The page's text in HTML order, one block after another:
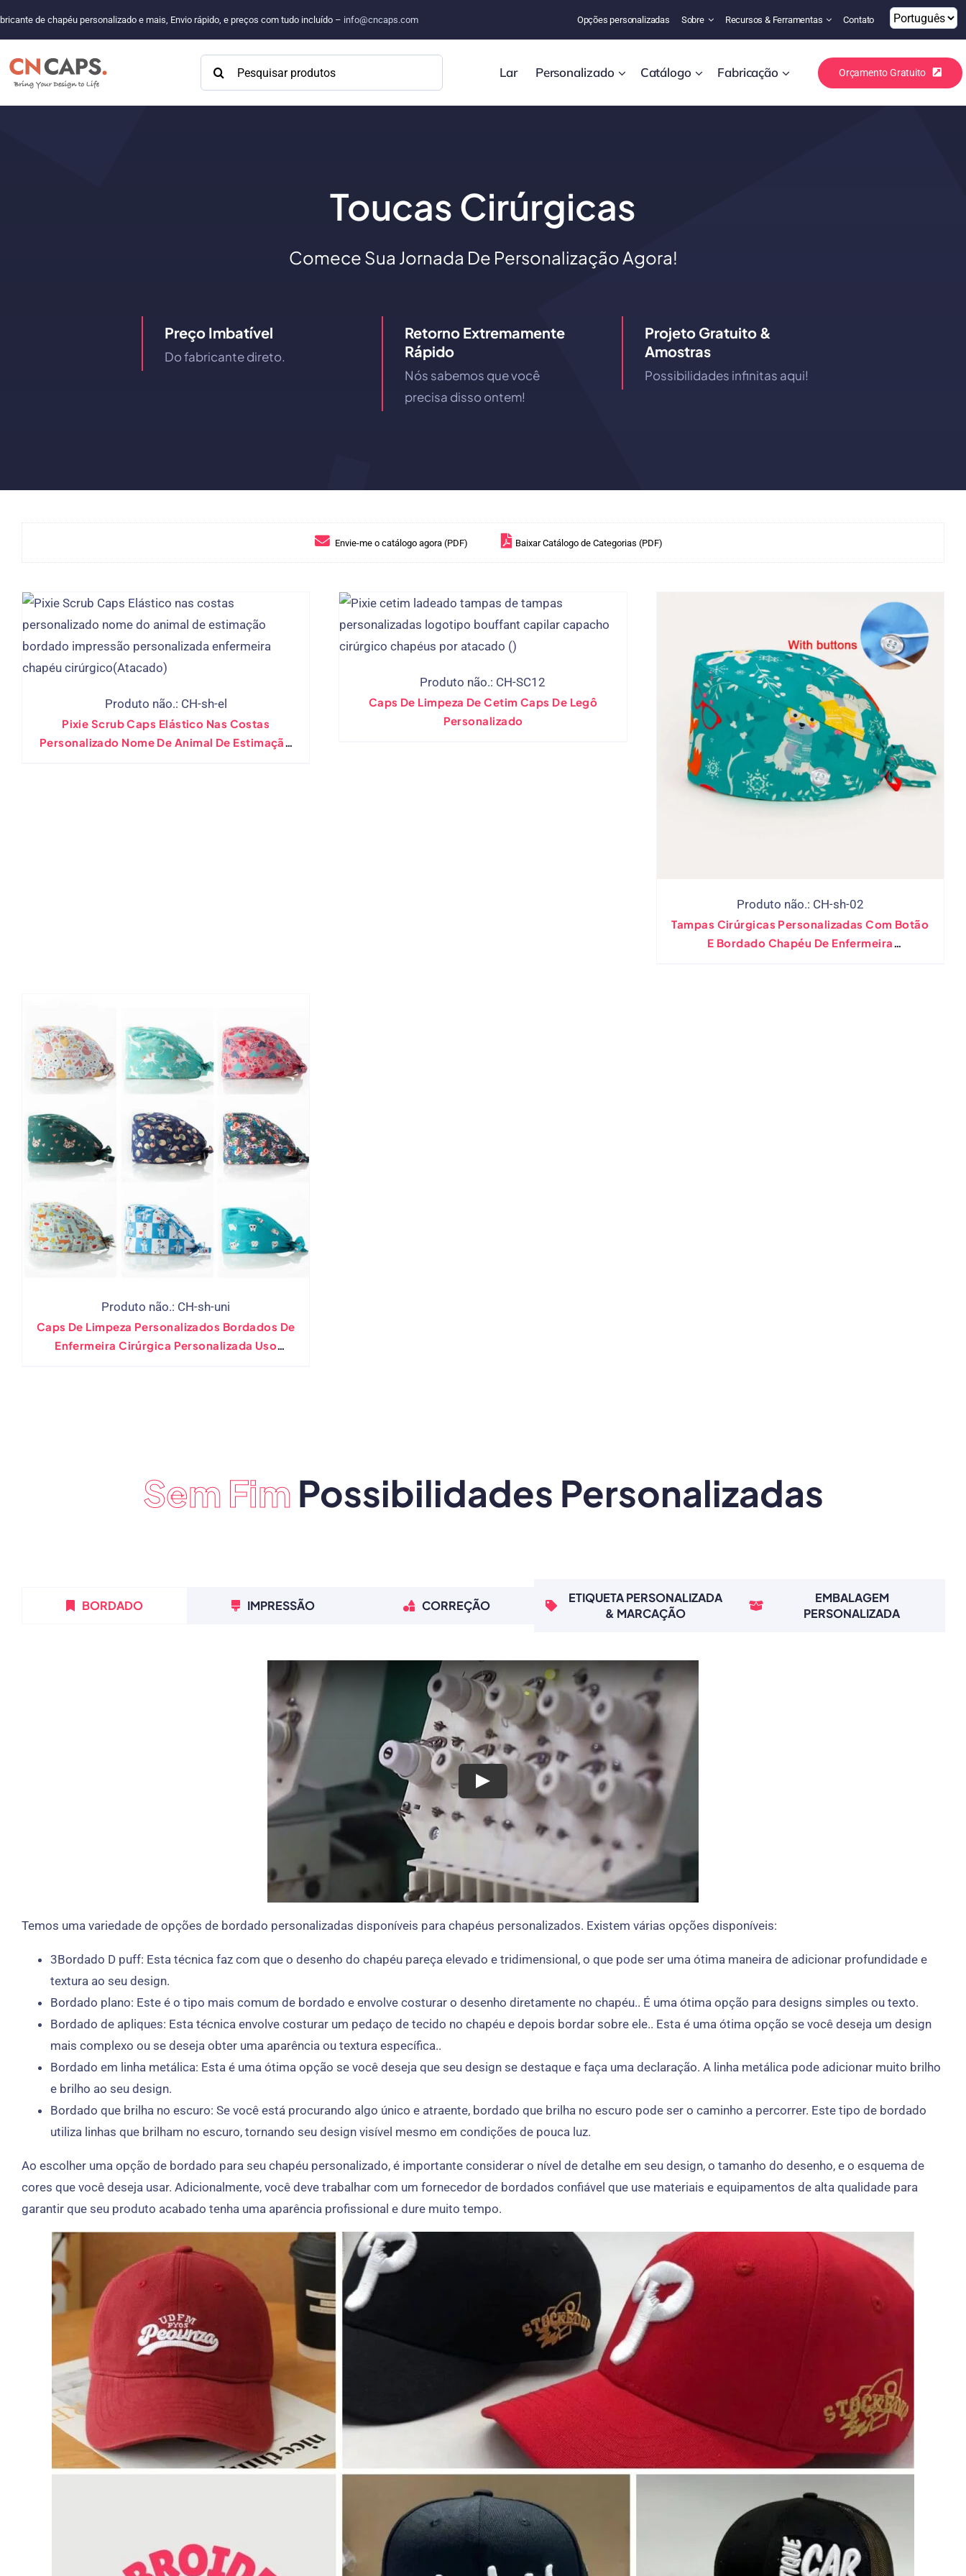
conteúdo
de chapéu personalizado e mais, Envio rápido, e preços com tudo incluído – info@cncaps.com Opções personalizadas Sobre Recursos & Ferramentas Contato
Procurar: Lar Personalizado Catálogo Fabricação Orçamento Gratuito
Toucas Cirúrgicas
Comece Sua Jornada De Personalização Agora!
Preço Imbatível
Do fabricante direto.
Retorno Extremamente
Rápido
Nós sabemos que você
precisa disso ontem!
Projeto Gratuito &
Amostras
Possibilidades infinitas aqui!
Envie-me o catálogo agora (PDF) Baixar Catálogo de Categorias (PDF)
Produto não.: CH-sh-el
Pixie Scrub Caps Elástico Nas Costas
Personalizado Nome De Animal De Estimação
Produto não.: CH-SC12
Caps De Limpeza De Cetim Caps De Legô
Personalizado
Produto não.: CH-sh-02
Tampas Cirúrgicas Personalizadas Com Botão
E Bordado Chapéu De Enfermeira
Produto não.: CH-sh-uni
Caps De Limpeza Personalizados Bordados De
Enfermeira Cirúrgica Personalizada Uso
Sem Fim Possibilidades Personalizadas
BORDADO IMPRESSÃO CORREÇÃO
ETIQUETA PERSONALIZADA
& MARCAÇÃO
EMBALAGEM
PERSONALIZADA
Temos uma variedade de opções de bordado personalizadas disponíveis para chapéus personalizados. Existem várias opções disponíveis:
3Bordado D puff: Esta técnica faz com que o desenho do chapéu pareça elevado e tridimensional, o que pode ser uma ótima maneira de adicionar profundidade e
textura ao seu design.
Bordado plano: Este é o tipo mais comum de bordado e envolve costurar o desenho diretamente no chapéu.. É uma ótima opção para designs simples ou texto.
Bordado de apliques: Esta técnica envolve costurar um pedaço de tecido no chapéu e depois bordar sobre ele.. Esta é uma ótima opção se você deseja um design
mais complexo ou se deseja obter uma aparência ou textura específica..
Bordado em linha metálica: Esta é uma ótima opção se você deseja que seu design se destaque e faça uma declaração. A linha metálica pode adicionar muito brilho
e brilho ao seu design.
Bordado que brilha no escuro: Se você está procurando algo único e atraente, bordado que brilha no escuro pode ser o caminho a percorrer. Este tipo de bordado
utiliza linhas que brilham no escuro, tornando seu design visível mesmo em condições de pouca luz.
Ao escolher uma opção de bordado para seu chapéu personalizado, é importante considerar o nível de detalhe em seu design, o tamanho do desenho, e o esquema de
cores que você deseja usar. Adicionalmente, você deve trabalhar com um fornecedor de bordados confiável que use materiais e equipamentos de alta qualidade para
garantir que seu produto acabado tenha uma aparência profissional e dure muito tempo.